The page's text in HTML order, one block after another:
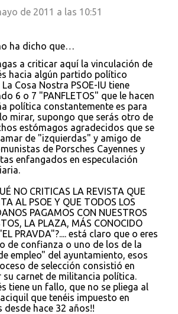
de 2011 a las 10:51
ha dicho que…
a criticar aquí la vinculación de
hacia algún partido político
Cosa Nostra PSOE-IU tiene
6 o 7 "PANFLETOS" que le hacen
política constantemente es para
mirar, supongo que serás otro de
estómagos agradecidos que se
de "izquierdas" y amigo de
de Porsches Cayennes y
enfangados en especulación
NO CRITICAS LA REVISTA QUE
AL PSOE Y QUE TODOS LOS
PAGAMOS CON NUESTROS
LA PLAZA, MÁS CONOCIDO
PRAVDA"?.... está claro que o eres
de confianza o uno de los de la
empleo" del ayuntamiento, esos
de selección consistió en
su carnet de militancia política.
tiene un fallo, que no se pliega al
que tenéis impuesto en
desde hace 32 años!!